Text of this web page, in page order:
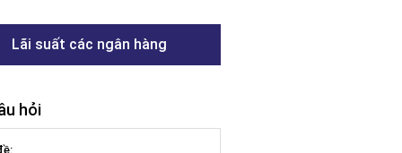
Lãi suất các ngân hàng
hỏi